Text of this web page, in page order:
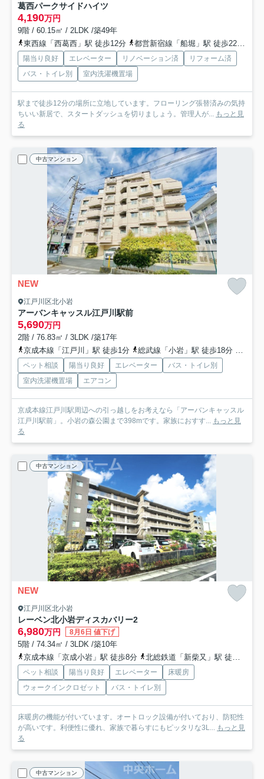
葛西パークサイドハイツ
4,190万円
9階 / 60.15㎡ / 2LDK /築49年
東西線「西葛西」駅 徒歩12分
都営新宿線「船堀」駅 徒歩22分
陽当り良好 エレベーター リノベーション済
リフォーム済
バス・トイレ別
室内洗濯機置場
駅まで徒歩12分の場所に立地しています。フローリング張替済みの気持
ちいい新居で、スタートダッシュを切りましょう。管理人が... もっと見
る
中古マンション
NEW
江戸川区北小岩
アーバンキャッスル江戸川駅前
5,690万円
2階 / 76.83㎡ / 3LDK /築17年
京成本線「江戸川」駅 徒歩1分
総武線「小岩」駅 徒歩18分 北総
ペット相談 陽当り良好 エレベーター
バス・トイレ別
室内洗濯機置場
エアコン
京成本線江戸川駅周辺への引っ越しをお考えなら「アーバンキャッスル
江戸川駅前」。小岩の森公園まで398mです。家族におすす... もっと見
る
中古マンション
NEW
江戸川区北小岩
レーベン北小岩ディスカバリー2
6,980万円 8月6日 値下げ
5階 / 74.34㎡ / 3LDK /築10年
京成本線「京成小岩」駅 徒歩8分
北総鉄道「新柴又」駅 徒歩20分
ペット相談 陽当り良好 エレベーター
床暖房
ウォークインクロゼット
バス・トイレ別
床暖房の機能が付いています。オートロック設備が付いており、防犯性
が高いです。利便性に優れ、家族で暮らすにもピッタリな3L... もっと見
る
中古マンション